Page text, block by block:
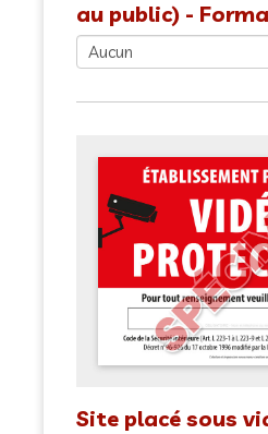
au public) -
Site placé sous